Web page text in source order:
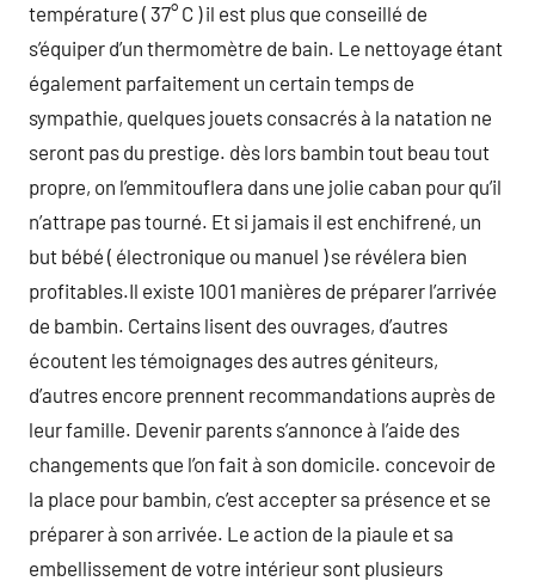
température ( 37° C ) il est plus que conseillé de
s’équiper d’un thermomètre de bain. Le nettoyage étant
également parfaitement un certain temps de
sympathie, quelques jouets consacrés à la natation ne
seront pas du prestige. dès lors bambin tout beau tout
propre, on l’emmitouflera dans une jolie caban pour qu’il
n’attrape pas tourné. Et si jamais il est enchifrené, un
but bébé ( électronique ou manuel ) se révélera bien
profitables.Il existe 1001 manières de préparer l’arrivée
de bambin. Certains lisent des ouvrages, d’autres
écoutent les témoignages des autres géniteurs,
d’autres encore prennent recommandations auprès de
leur famille. Devenir parents s’annonce à l’aide des
changements que l’on fait à son domicile. concevoir de
la place pour bambin, c’est accepter sa présence et se
préparer à son arrivée. Le action de la piaule et sa
embellissement de votre intérieur sont plusieurs